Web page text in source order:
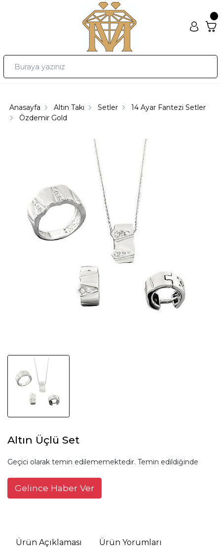
Anasayfa Altın Takı Setler
14 Ayar Fantezi Setler
Özdemir Gold
Altın Üçlü Set
Geçici olarak temin edilememektedir. Temin edildiğinde
Gelince Haber Ver
Ürün Açıklaması Ürün Yorumları